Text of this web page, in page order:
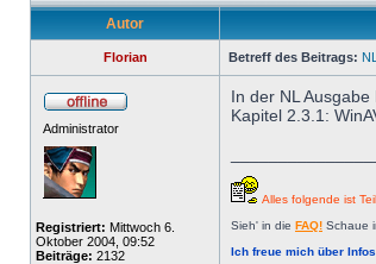
Autor
Florian Betreff des Beitrags:
Administrator
Registriert: Mittwoch 6.
Oktober 2004, 09:52
Beiträge: 2132
In der NL
Kapitel 2.3.1:
Alles folgende ist
Sieh' in die FAQ! Schaue
Ich freue mich über Infos